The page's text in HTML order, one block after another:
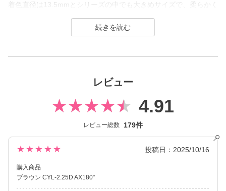
着色直径は13.5mmとシリーズの中でも大きめサイズで、柔らかく
溶け込むように馴染みます。
ふわっと優しい雰囲気になれる、ナチュラル派にぴったりのレン
ること」をコンセプトにしたコンタクトレンズブランド。
1day（ワンデー）／1month（ワンマンス）／CLEAR（クリア）
ク） といった幅広いシリーズを展開しており、その中でも ReVIA
TORIC 1day は、ReVIAの人気5色を乱視用カラコンとして採用し
ています。
めていた方にも嬉しいラインナップです。
レビュー
4.91
レビュー総数 179件
★★★★★ 投稿日：2025/10/16
購入商品
ブラウン CYL-2.25D AX180°